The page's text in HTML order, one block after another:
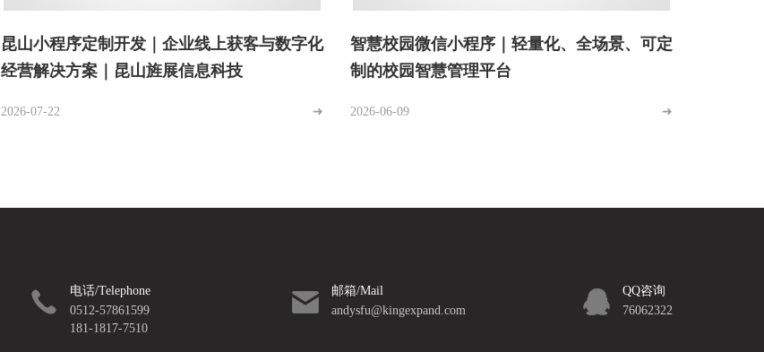
昆山小程序定制开发｜企业线上获客与数字化
经营解决方案｜昆山旌展信息科技
2026-07-22 ➜
智慧校园微信小程序｜轻量化、全场景、可定
制的校园智慧管理平台
2026-06-09 ➜
电话/Telephone
0512-57861599
181-1817-7510
邮箱/Mail
andysfu@kingexpand.com
QQ咨询
76062322